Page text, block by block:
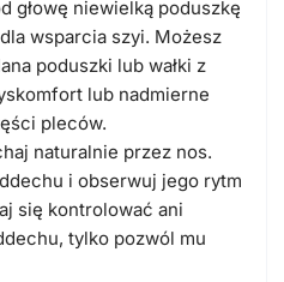
głowę niewielką poduszkę
wsparcia szyi. Możesz
poduszki lub wałki z
lub nadmierne
pleców.
naturalnie przez nos.
i obserwuj jego rytm
się kontrolować ani
tylko pozwól mu